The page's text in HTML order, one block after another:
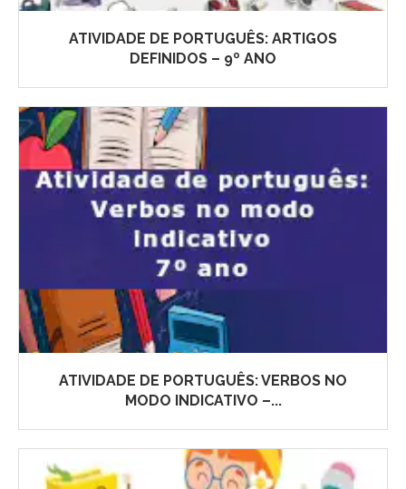
ATIVIDADE DE PORTUGUÊS: ARTIGOS
DEFINIDOS – 9º ANO
ATIVIDADE DE PORTUGUÊS: VERBOS NO
MODO INDICATIVO –...